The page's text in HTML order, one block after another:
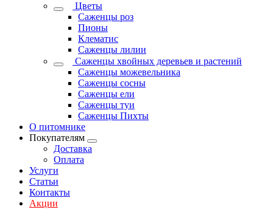
Цветы
Саженцы роз
Пионы
Клематис
Саженцы лилии
Саженцы хвойных деревьев и растений
Саженцы можевельника
Саженцы сосны
Саженцы ели
Саженцы туи
Саженцы Пихты
О питомнике
Покупателям
Доставка
Оплата
Услуги
Статьи
Контакты
Акции